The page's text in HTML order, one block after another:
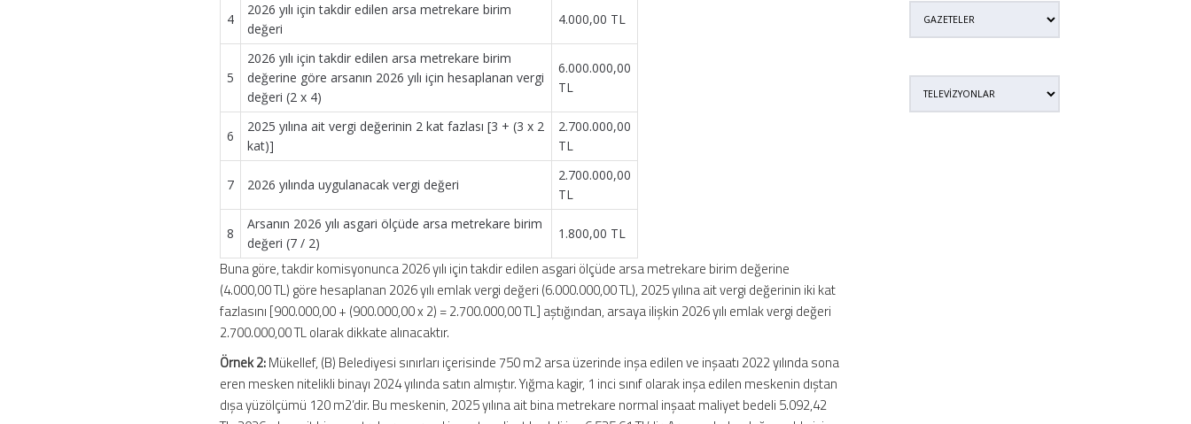
4
2026 yılı için takdir edilen arsa metrekare birim
değeri
4.000,00 TL
5
2026 yılı için takdir edilen arsa metrekare birim
değerine göre arsanın 2026 yılı için hesaplanan vergi
değeri (2 x 4)
6.000.000,00
TL
6
2025 yılına ait vergi değerinin 2 kat fazlası [3 + (3 x 2
kat)]
2.700.000,00
TL
7 2026 yılında uygulanacak vergi değeri
2.700.000,00
TL
8
Arsanın 2026 yılı asgari ölçüde arsa metrekare birim
değeri (7 / 2)
1.800,00 TL
Buna göre, takdir komisyonunca 2026 yılı için takdir edilen asgari ölçüde arsa metrekare birim değerine
(4.000,00 TL) göre hesaplanan 2026 yılı emlak vergi değeri (6.000.000,00 TL), 2025 yılına ait vergi değerinin iki kat
fazlasını [900.000,00 + (900.000,00 x 2) = 2.700.000,00 TL] aştığından, arsaya ilişkin 2026 yılı emlak vergi değeri
2.700.000,00 TL olarak dikkate alınacaktır.
Örnek 2:Mükellef, (B) Belediyesi sınırları içerisinde 750 m2 arsa üzerinde inşa edilen ve inşaatı 2022 yılında sona
eren mesken nitelikli binayı 2024 yılında satın almıştır. Yığma kagir, 1 inci sınıf olarak inşa edilen meskenin dıştan
dışa yüzölçümü 120 m2’dir. Bu meskenin, 2025 yılına ait bina metrekare normal inşaat maliyet bedeli 5.092,42